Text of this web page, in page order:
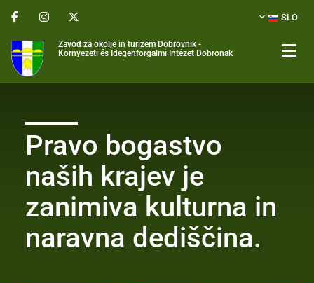
SLO
Zavod za okolje in turizem Dobrovnik -
Környezeti és Idegenforgalmi Intézet Dobronak
Pravo bogastvo
naših krajev je
zanimiva kulturna in
naravna dediščina.